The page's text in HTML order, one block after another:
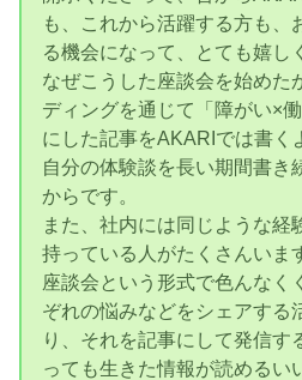
も、これから活躍する方も、
る機会になって、とても嬉し
なぜこうした座談会を始めた
ディングを通じて「障がい×
にした記事をAKARIでは書く
自分の体験談を長い期間書き
からです。
また、社内には同じような経
持っている人がたくさんいま
座談会という形式で色んなく
ぞれの悩みなどをシェアする
り、それを記事にして発信す
っても生きた情報が読めるい